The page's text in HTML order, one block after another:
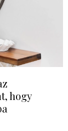
hogy